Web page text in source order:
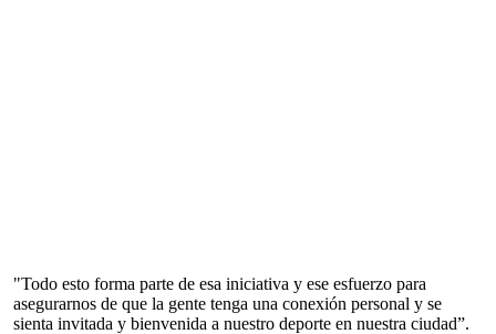
"Todo esto forma parte de esa iniciativa y ese esfuerzo para
asegurarnos de que la gente tenga una conexión personal y se
sienta invitada y bienvenida a nuestro deporte en nuestra ciudad”.